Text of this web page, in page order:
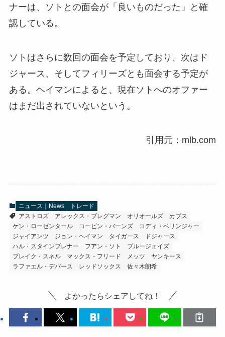
ナーは、ソトとの面会が「良いものだった」と確
認している。
ソトはさらに数回の面会を予定しており、次はド
ジャース、そしてフィリーズとも面会する予定が
ある。ヘイマンによると、現在ソトへのオファー
はまだ出されていないという。
引用元：mlb.com
ニュース｜News
トレード
アストロズ
アレックス・ブレグマン オリオールズ
カブス
ケン・ローゼンタール
コービン・バーンズ
コディ・ベリンジャー
ジャイアンツ
ジョン・ヘイマン タイガース
ドジャース
ハル・スタインブレナー
フアン・ソト
ブルージェイズ
ブレイク・スネル
マックス・フリード メッツ
ヤンキース
ラファエル・デバース
レッドソックス 佐々木朗希
よかったらシェアしてね！